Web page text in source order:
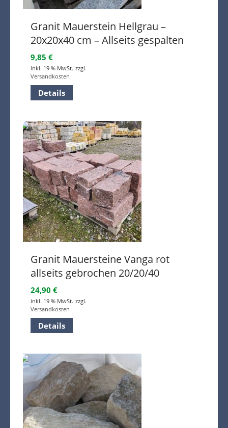
Granit Mauerstein Hellgrau –
20x20x40 cm – Allseits gespalten
9,85 €
inkl. 19 % MwSt. zzgl.
Versandkosten
Details
Granit Mauersteine Vanga rot
allseits gebrochen 20/20/40
24,90 €
inkl. 19 % MwSt. zzgl.
Versandkosten
Details